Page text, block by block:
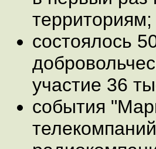
территориям;
состоялось
участие 36
события